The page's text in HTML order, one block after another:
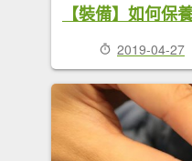
【裝備】如何保
2019-04-27